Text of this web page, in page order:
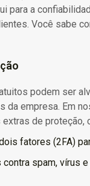
para a
Você sabe
podem ser
da empresa. Em
de proteção,
fatores (2FA)
spam, vírus